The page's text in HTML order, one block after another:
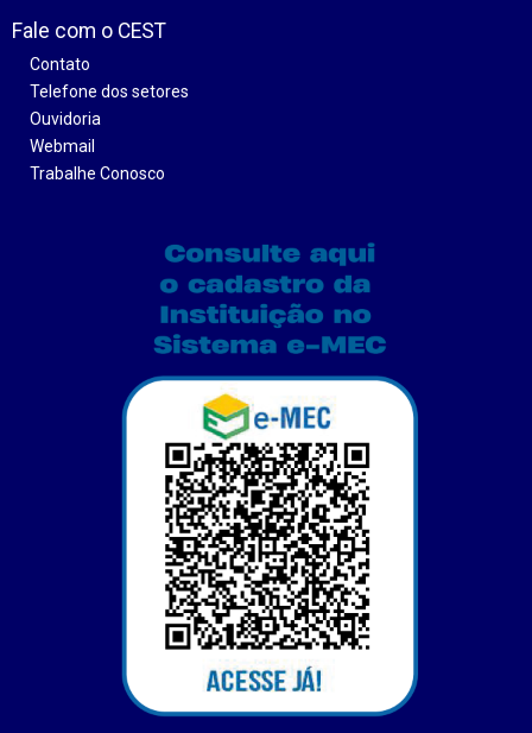
Fale com o CEST
Contato
Telefone dos setores
Ouvidoria
Webmail
Trabalhe Conosco